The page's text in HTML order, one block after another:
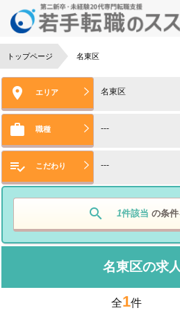
トップページ 名東区
 エリア 名東区
 職種 ---
 こだわり ---
search 1件該当 の条
名東区の求
全1件